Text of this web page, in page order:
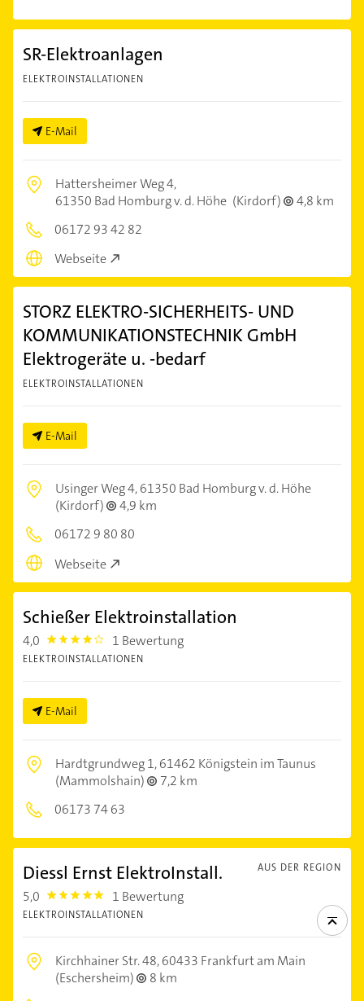
SR-Elektroanlagen
ELEKTROINSTALLATIONEN
E-Mail
Hattersheimer Weg 4,
61350 Bad Homburg v. d. Höhe (Kirdorf)
4,8 km
06172 93 42 82
Webseite
STORZ ELEKTRO-SICHERHEITS- UND
KOMMUNIKATIONSTECHNIK GmbH
Elektrogeräte u. -bedarf
ELEKTROINSTALLATIONEN
E-Mail
Usinger Weg 4,61350 Bad Homburg v. d. Höhe
(Kirdorf)
4,9 km
06172 9 80 80
Webseite
Schießer Elektroinstallation
4,0 4.0 1 Bewertung
ELEKTROINSTALLATIONEN
E-Mail
Hardtgrundweg 1,61462 Königstein im Taunus
(Mammolshain)
7,2 km
06173 74 63
AUS DER REGION
Diessl Ernst ElektroInstall.
5,0 5.0 1 Bewertung
ELEKTROINSTALLATIONEN
Kirchhainer Str. 48,60433 Frankfurt am Main
(Eschersheim)
8 km